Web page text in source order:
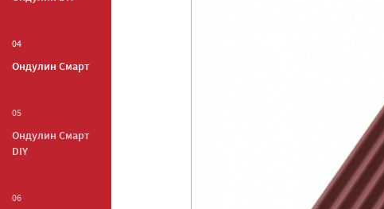
04
Ондулин Смарт
05
Ондулин Смарт
DIY
06